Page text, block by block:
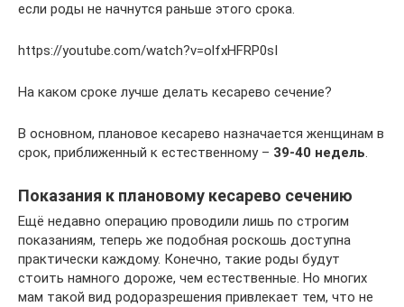
если роды не начнутся раньше этого срока.
https://youtube.com/watch?v=olfxHFRP0sI
На каком сроке лучше делать кесарево сечение?
В основном, плановое кесарево назначается женщинам в
срок, приближенный к естественному – 39-40 недель.
Показания к плановому кесарево сечению
Ещё недавно операцию проводили лишь по строгим
показаниям, теперь же подобная роскошь доступна
практически каждому. Конечно, такие роды будут
стоить намного дороже, чем естественные. Но многих
мам такой вид родоразрешения привлекает тем, что не